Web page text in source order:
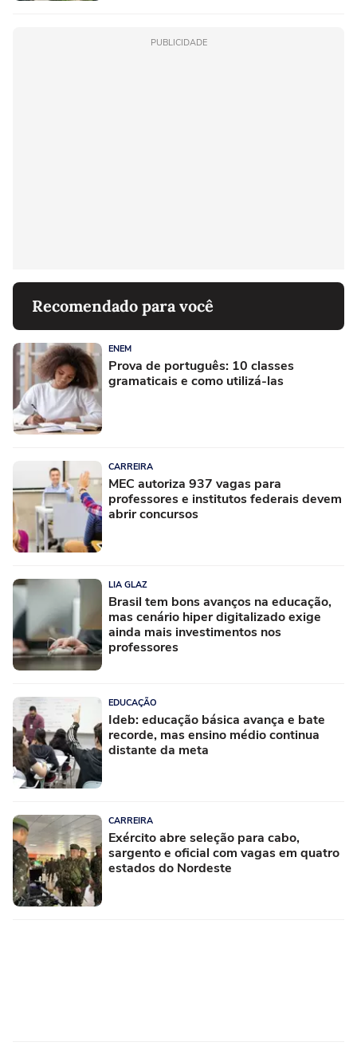
PUBLICIDADE
Recomendado para você
ENEM
Prova de português: 10 classes
gramaticais e como utilizá-las
CARREIRA
MEC autoriza 937 vagas para
professores e institutos federais devem
abrir concursos
LIA GLAZ
Brasil tem bons avanços na educação,
mas cenário hiper digitalizado exige
ainda mais investimentos nos
professores
EDUCAÇÃO
Ideb: educação básica avança e bate
recorde, mas ensino médio continua
distante da meta
CARREIRA
Exército abre seleção para cabo,
sargento e oficial com vagas em quatro
estados do Nordeste